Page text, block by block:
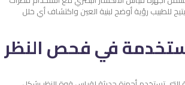
للطبيب رؤية أوضح لبنية العين واكتشاف أي خلل
في فحص النظر